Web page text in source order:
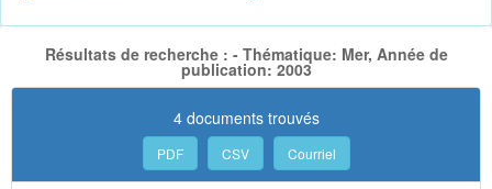
Résultats de recherche : - Thématique: Mer, Année de
publication: 2003
4 documents trouvés
PDF CSV Courriel